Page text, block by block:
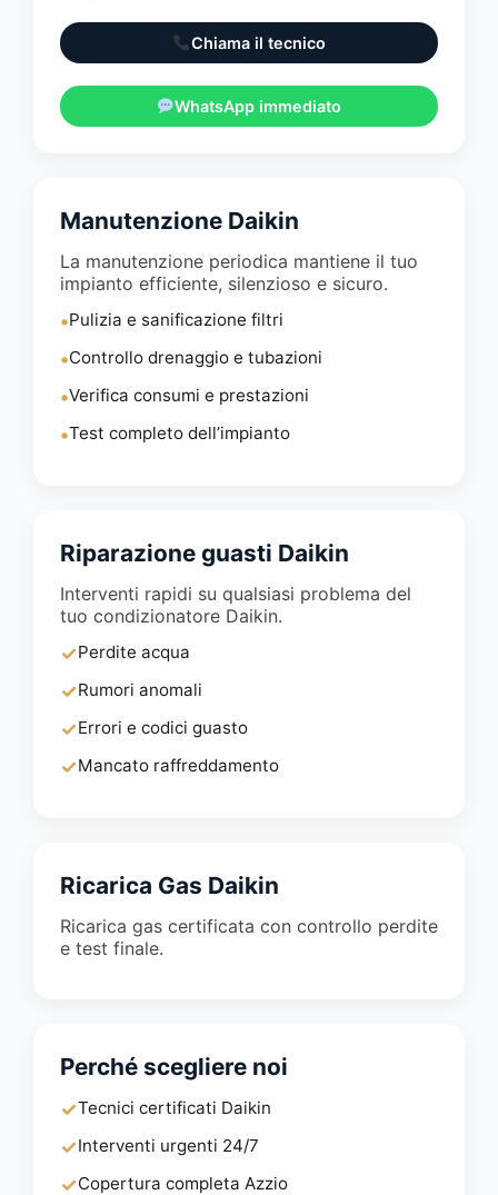
Chiama il tecnico
WhatsApp immediato
Manutenzione Daikin
La manutenzione periodica mantiene il tuo
impianto efficiente, silenzioso e sicuro.
•Pulizia e sanificazione filtri
•Controllo drenaggio e tubazioni
•Verifica consumi e prestazioni
•Test completo dell’impianto
Riparazione guasti Daikin
Interventi rapidi su qualsiasi problema del
tuo condizionatore Daikin.
✓Perdite acqua
✓Rumori anomali
✓Errori e codici guasto
✓Mancato raffreddamento
Ricarica Gas Daikin
Ricarica gas certificata con controllo perdite
e test finale.
Perché scegliere noi
✓Tecnici certificati Daikin
✓Interventi urgenti 24/7
✓Copertura completa Azzio